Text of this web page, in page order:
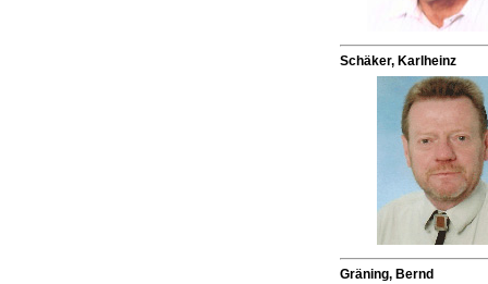
Schäker, Karlheinz
Gräning, Bernd